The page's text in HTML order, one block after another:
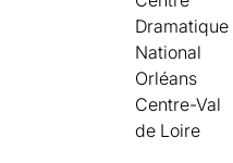
Dramatique
National
Orléans
Centre-Val
de Loire